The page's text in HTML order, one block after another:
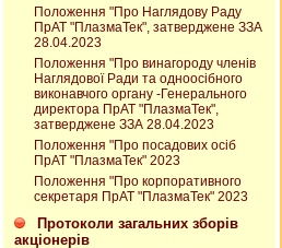
Положення "Про Наглядову Раду
ПрАТ "ПлазмаТек", затверджене ЗЗА
28.04.2023
Положення "Про винагороду членів
Наглядової Ради та одноосібного
виконавчого органу -Генерального
директора ПрАТ "ПлазмаТек",
затверджене ЗЗА 28.04.2023
Положення "Про посадових осіб
ПрАТ "ПлазмаТек" 2023
Положення "Про корпоративного
секретаря ПрАТ "ПлазмаТек" 2023
Протоколи загальних зборів
акціонерів